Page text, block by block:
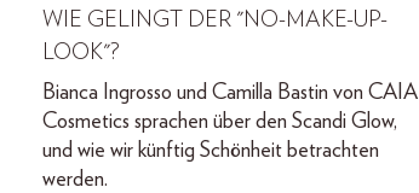
WIE GELINGT DER "NO-MAKE-UP-
LOOK"?
Bianca Ingrosso und Camilla Bastin von CAIA
Cosmetics sprachen über den Scandi Glow,
und wie wir künftig Schönheit betrachten
werden.